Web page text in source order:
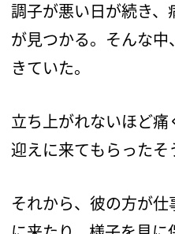
調子が悪い日が続き
が見つかる。そんな
きていた。
立ち上がれないほど
迎えに来てもらったそ
それから、彼の方が